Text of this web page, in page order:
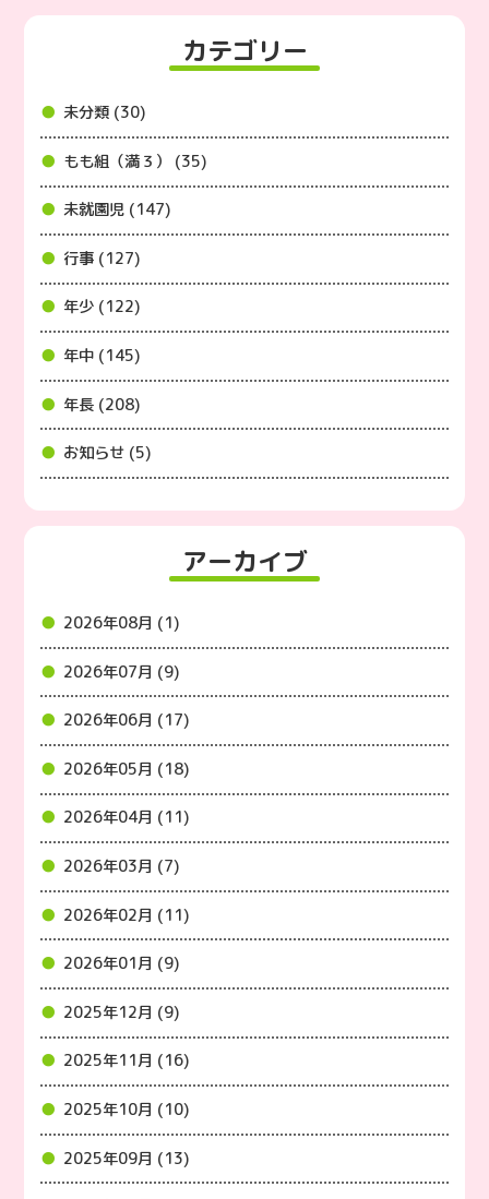
カテゴリー
未分類 (30)
もも組（満３） (35)
未就園児 (147)
行事 (127)
年少 (122)
年中 (145)
年長 (208)
お知らせ (5)
アーカイブ
2026年08月 (1)
2026年07月 (9)
2026年06月 (17)
2026年05月 (18)
2026年04月 (11)
2026年03月 (7)
2026年02月 (11)
2026年01月 (9)
2025年12月 (9)
2025年11月 (16)
2025年10月 (10)
2025年09月 (13)